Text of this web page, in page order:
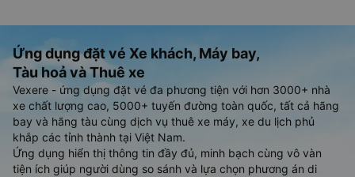
Ứng dụng đặt vé Xe khách, Máy bay,
Tàu hoả và Thuê xe
Vexere - ứng dụng đặt vé đa phương tiện với hơn 3000+ nhà
xe chất lượng cao, 5000+ tuyến đường toàn quốc, tất cả hãng
bay và hãng tàu cùng dịch vụ thuê xe máy, xe du lịch phủ
khắp các tỉnh thành tại Việt Nam.
Ứng dụng hiển thị thông tin đầy đủ, minh bạch cùng vô vàn
tiện ích giúp người dùng so sánh và lựa chọn phương án di